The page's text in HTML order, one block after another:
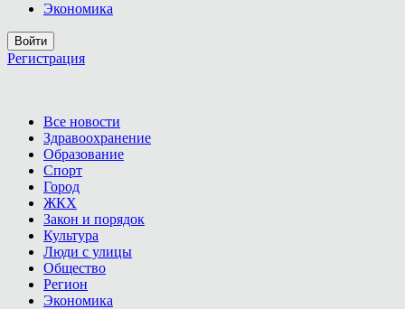
Экономика
Войти
Регистрация
Все новости
Здравоохранение
Образование
Спорт
Город
ЖКХ
Закон и порядок
Культура
Люди с улицы
Общество
Регион
Экономика